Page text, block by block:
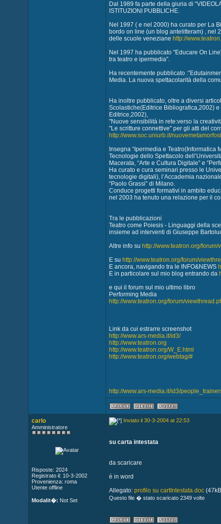
Dal 1989 fa parte della giuria di
ISTITUZIONI PUBBLICHE.
Nel 1997 ( e nel 2000) ha curato per La
bordo on line (un blog antelitteram) , nel
delle scuole veneziane http://
Nel 1997 ha pubblicato "Educare On
tra teatro e ipermedia".
Ha recentemente pubblicato
Media. La nuova spettacolarità della
Ha inoltre pubblicato, oltre a diversi
Scolastiche(Editrice Bibliografica,2002) e
Editrice,2002),
"Nuove sensibilità in rete:verso la
"Le scritture connettive" per gli atti del
http://www.soc.uniurb.it/nuovemetamorfosi
Insegna “Ipermedia e Teatro(Informatica
Tecnologie dello Spettacolo
Macerata, “Arte e Cultura Digitale” e
Ha curato e cura seminari presso le
tecnologie digitali), l’Accademia
“Paolo Grassi” di Milano.
Conduce progetti formativi in ambito
nel 2003 ha tenuto una relazione per il
Tra le pubblicazioni
Teatro come Poiesis - Linguaggi della
insieme ad interventi di Giuseppe
Altre info su http://www.teatron.org/
E su http://www.teatron.org/forum/
E ancora, navigando tra le INFO&NEWS
E in particolare sul mio blog entrando da
e qui il forum sul mio ultimo libro
Performing Media
http://www.teatron.org/forum/
Link da cui estrarre screenshot
http://www.ars-media.it/id3/
http://www.teatron.org
http://www.teatron.org/W_E.html
http://www.teatron.org/webtag/#
http://www.ars-media.it/id3/
carlo
Amministratore
Risposte: 2024
Registrato il: 10-3-2002
Provenienza: roma
Utente offline
Modalit�: Not Set
Inviato il 30-3-2004 at 22:53
su carta intestata
da scaricare
è in word
Allegato: profilo su cartIntestata.doc
Questo file � stato scaricato 2349 volte